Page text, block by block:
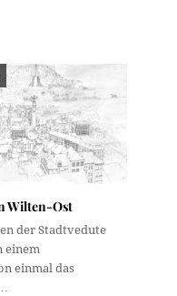
Wilten-Ost
der Stadtvedute
einem
einmal das